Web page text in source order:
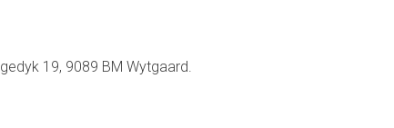
19, 9089 BM Wytgaard.